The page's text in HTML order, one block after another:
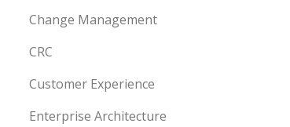
Change Management
CRC
Customer Experience
Enterprise Architecture